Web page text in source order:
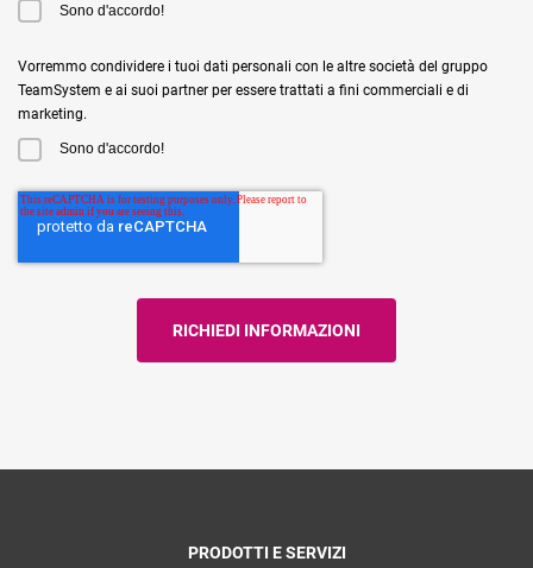
Sono d'accordo!
Vorremmo condividere i tuoi dati personali con le altre società del gruppo
TeamSystem e ai suoi partner per essere trattati a fini commerciali e di
marketing.
Sono d'accordo!
PRODOTTI E SERVIZI